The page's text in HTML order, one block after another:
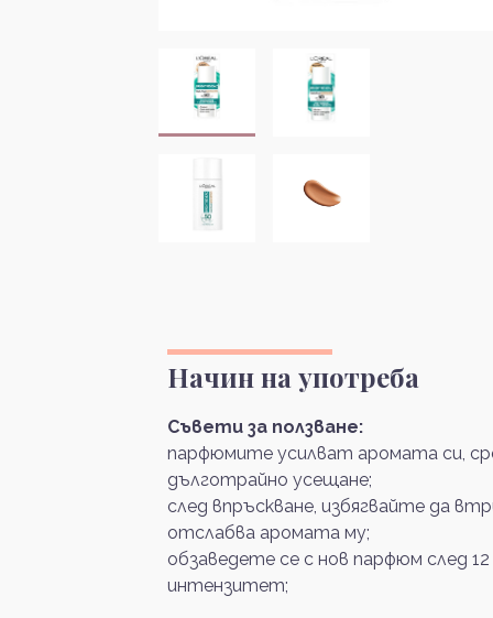
Начин на употреба
Съвети за ползване:
парфюмите усилват аромата си,
дълготрайно усещане;
след впръскване, избягвайте да
отслабва аромата му;
обзаведете се с нов парфюм след
интензитет;